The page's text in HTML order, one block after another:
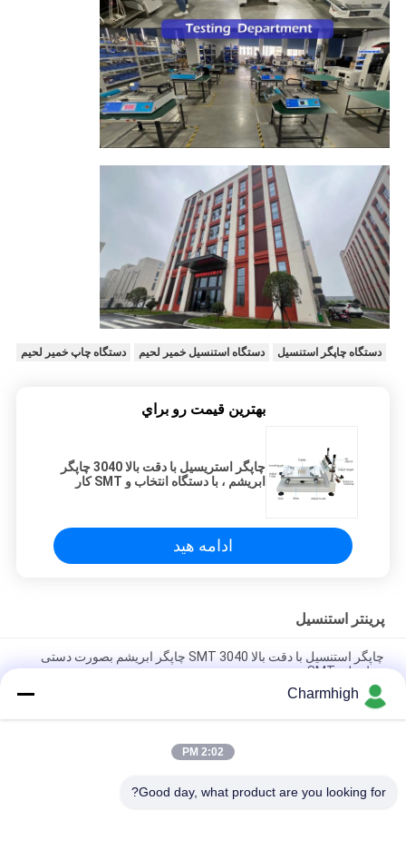
دستگاه چاپگر استنسیل دستگاه استنسیل خمیر لحیم دستگاه چاپ خمیر لحیم
بهترين قيمت رو براي
چاپگر استریسیل با دقت بالا 3040 چاپگر
ابریشم ، با دستگاه انتخاب و SMT کار
ادامه هید
پرینتر استنسیل
چاپگر استنسیل با دقت بالا 3040 SMT چاپگر ابریشم بصورت دستی
خط تولید SMT
500 میلی متر
Charmhigh
2:02 PM
Good day, what product are you looking for?